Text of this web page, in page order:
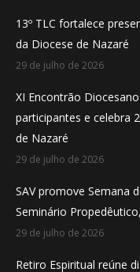
new
window
new
window
new
window
13º TLC fortalece
da Diocese de Nazaré
29 de julho de 2026
XI Encontrão
participantes e celebra
de Nazaré
29 de julho de 2026
SAV promove Semana
Seminário
29 de julho de 2026
Retiro Espiritual reúne